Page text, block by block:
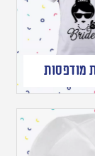
מודפסות